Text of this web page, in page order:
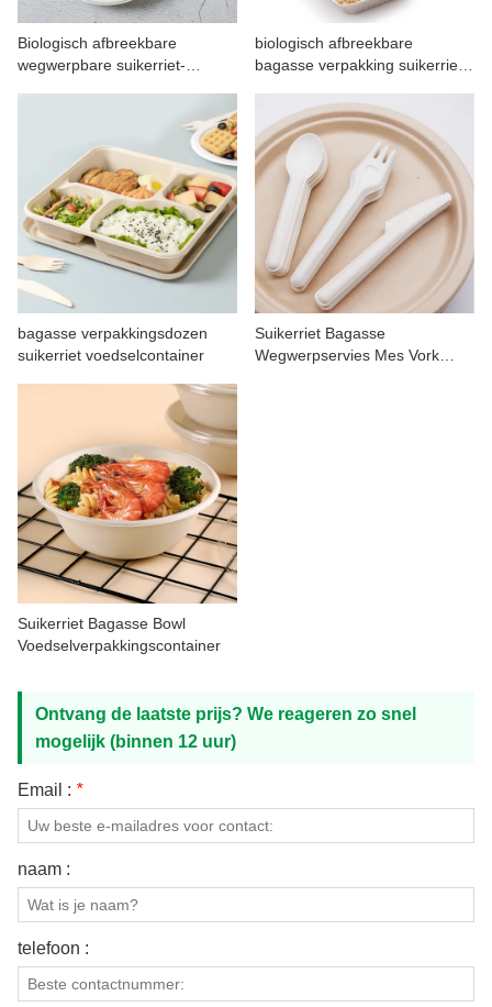
CONTACT MET ONS
Biologisch afbreekbare
wegwerpbare suikerriet-
biologisch afbreekbare
bagasse verpakking suikerriet
bagasse verpakkingsdozen
suikerriet voedselcontainer
Suikerriet Bagasse
Wegwerpservies Mes Vork
Suikerriet Bagasse Bowl
Voedselverpakkingscontainer
Ontvang de laatste prijs? We reageren zo snel
mogelijk (binnen 12 uur)
Email : *
naam :
telefoon :